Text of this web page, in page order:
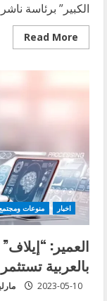
الكبير” برئاسة
Read More
Read
more
البخاري
أسرة
على
ثبات
بحماية
اتفاق
اخبار منوعات ومجتمع
العمير:
بالعربية
2023-05-10